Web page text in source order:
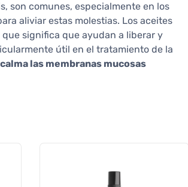
son comunes, especialmente en los
aliviar estas molestias. Los aceites
significa que ayudan a liberar y
útil en el tratamiento de la
las membranas mucosas